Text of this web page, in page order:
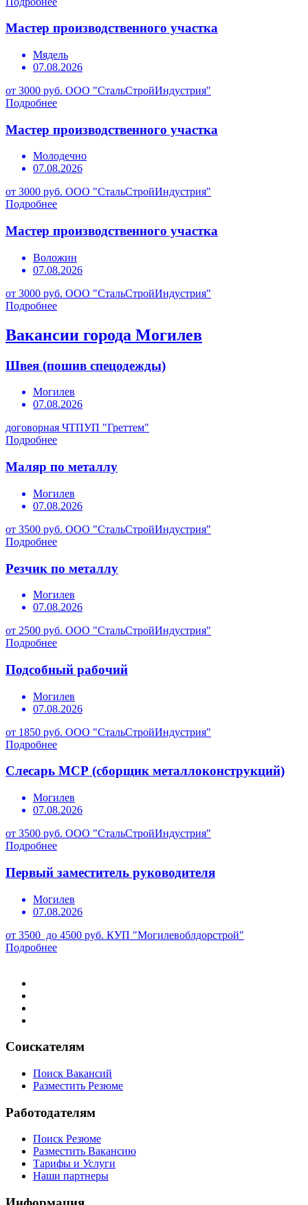
Мастер производственного участка
Мядель
07.08.2026
от 3000 руб. ООО "СтальСтройИндустрия"
Подробнее
Мастер производственного участка
Молодечно
07.08.2026
от 3000 руб. ООО "СтальСтройИндустрия"
Подробнее
Мастер производственного участка
Воложин
07.08.2026
от 3000 руб. ООО "СтальСтройИндустрия"
Подробнее
Вакансии города Могилев
Швея (пошив спецодежды)
Могилев
07.08.2026
договорная ЧТПУП "Греттем"
Подробнее
Маляр по металлу
Могилев
07.08.2026
от 3500 руб. ООО "СтальСтройИндустрия"
Подробнее
Резчик по металлу
Могилев
07.08.2026
от 2500 руб. ООО "СтальСтройИндустрия"
Подробнее
Подсобный рабочий
Могилев
07.08.2026
от 1850 руб. ООО "СтальСтройИндустрия"
Подробнее
Слесарь МСР (сборщик металлоконструкций)
Могилев
07.08.2026
от 3500 руб. ООО "СтальСтройИндустрия"
Подробнее
Первый заместитель руководителя
Могилев
07.08.2026
от 3500 до 4500 руб. КУП "Могилевоблдорстрой"
Подробнее
Соискателям
Поиск Вакансий
Разместить Резюме
Работодателям
Поиск Резюме
Разместить Вакансию
Тарифы и Услуги
Наши партнеры